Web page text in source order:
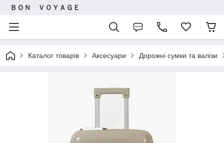
ＢＯＮ ＶＯＹＡＧＥ
Каталог товарів Аксесуари Дорожні сумки та валізи